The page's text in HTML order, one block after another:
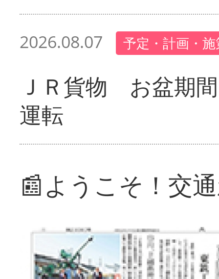
2026.08.07 予定・計画・
ＪＲ貨物 お盆期
運転
📰ようこそ！交